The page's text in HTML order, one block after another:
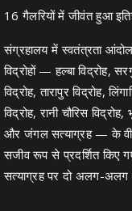
16 गैलरियों में जीवंत हुआ
संग्रहालय में स्वतंत्रता
विद्रोहों — हल्बा विद्रोह,
विद्रोह, तारापुर विद्रोह,
विद्रोह, रानी चौरिस
और जंगल सत्याग्रह — के
सजीव रूप से प्रदर्शित किए
सत्याग्रह पर दो अलग-अलग